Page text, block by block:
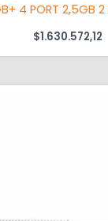
4 PORT 2,5GB 2
$1.630.572,12